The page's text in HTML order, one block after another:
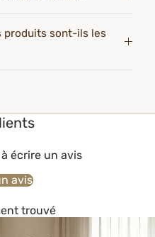
produits sont-ils les
écrire un avis
avis
trouvé